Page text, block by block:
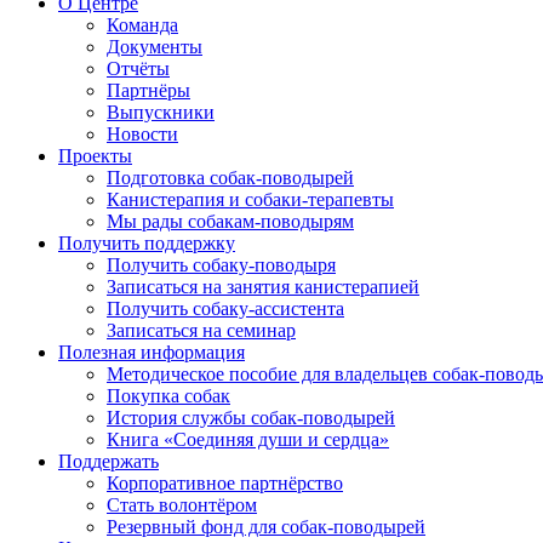
Команда
Документы
Отчёты
Партнёры
Выпускники
Новости
Проекты
Подготовка собак-поводырей
Канистерапия и собаки-терапевты
Мы рады собакам-поводырям
Получить поддержку
Получить собаку-поводыря
Записаться на занятия канистерапией
Получить собаку-ассистента
Записаться на семинар
Полезная информация
Методическое пособие для владельцев собак-
Покупка собак
История службы собак-поводырей
Книга «Соединяя души и сердца»
Поддержать
Корпоративное партнёрство
Стать волонтёром
Резервный фонд для собак-поводырей